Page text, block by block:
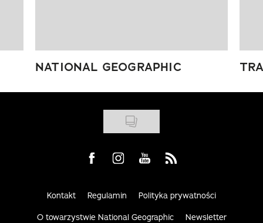
NATIONAL GEOGRAPHIC
Visit us on Facebook
Visit us on Instagram
Visit us on Youtube
Visit us on Rss
Kontakt Regulamin Polityka prywatności
O towarzystwie National Geographic Newsletter